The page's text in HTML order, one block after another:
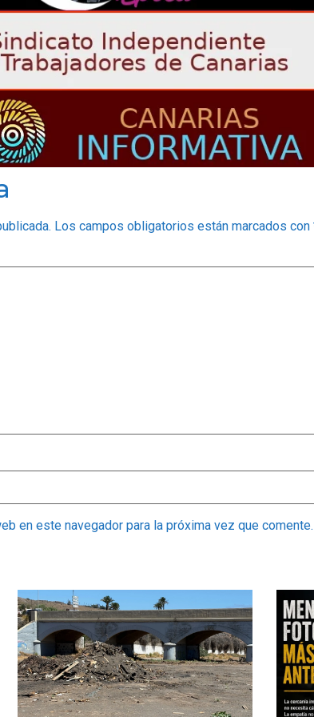
Los campos obligatorios están marcados con
en este navegador para la próxima vez que comente.